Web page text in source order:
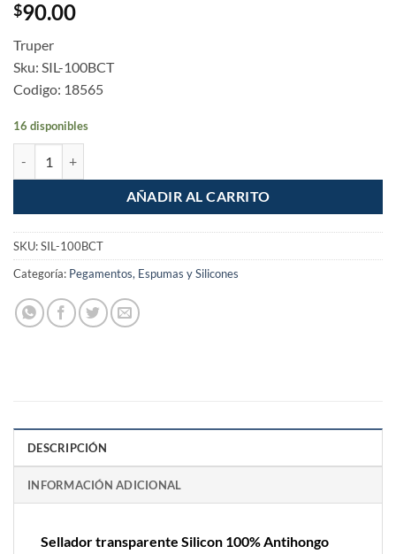
$90.00
Truper
Sku: SIL-100BCT
Codigo: 18565
16 disponibles
AÑADIR AL CARRITO
SKU:SIL-100BCT
Categoría: Pegamentos, Espumas y Silicones
DESCRIPCIÓN
INFORMACIÓN ADICIONAL
Sellador transparente Silicon 100% Antihongo